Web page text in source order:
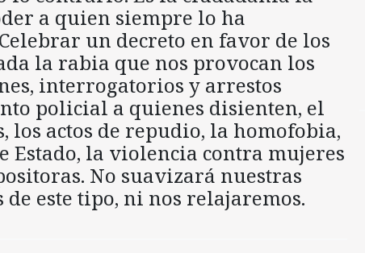
a quien siempre lo ha
un decreto en favor de los
la rabia que nos provocan los
interrogatorios y arrestos
policial a quienes disienten, el
los actos de repudio, la homofobia,
Estado, la violencia contra mujeres
No suavizará nuestras
este tipo, ni nos relajaremos.